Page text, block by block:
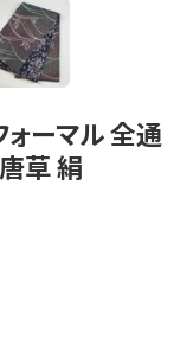
ォーマル 全通
草 絹